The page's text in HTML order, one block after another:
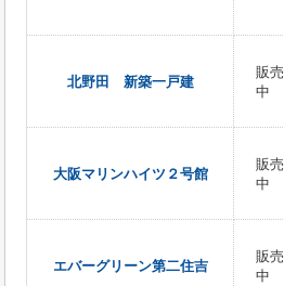
北野田 新築一戸建
販売
中
大阪マリンハイツ２号館
販売
中
エバーグリーン第二住吉
販売
中